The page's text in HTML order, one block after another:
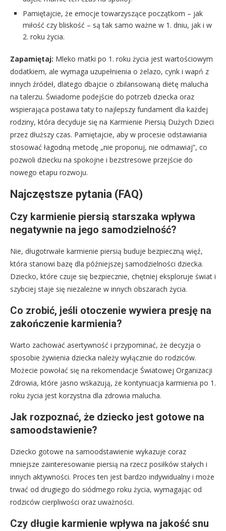
Pamiętajcie, że emocje towarzyszące początkom – jak
miłość czy bliskość – są tak samo ważne w 1. dniu, jak i w
2. roku życia.
Zapamiętaj: Mleko matki po 1. roku życia jest wartościowym
dodatkiem, ale wymaga uzupełnienia o żelazo, cynk i wapń z
innych źródeł, dlatego dbajcie o zbilansowaną dietę malucha
na talerzu. Świadome podejście do potrzeb dziecka oraz
wspierająca postawa taty to najlepszy fundament dla każdej
rodziny, która decyduje się na Karmienie Piersią Dużych Dzieci
przez dłuższy czas. Pamiętajcie, aby w procesie odstawiania
stosować łagodną metodę „nie proponuj, nie odmawiaj”, co
pozwoli dziecku na spokojne i bezstresowe przejście do
nowego etapu rozwoju.
Najczęstsze pytania (FAQ)
Czy karmienie piersią starszaka wpływa
negatywnie na jego samodzielność?
Nie, długotrwałe karmienie piersią buduje bezpieczną więź,
która stanowi bazę dla późniejszej samodzielności dziecka.
Dziecko, które czuje się bezpiecznie, chętniej eksploruje świat i
szybciej staje się niezależne w innych obszarach życia.
Co zrobić, jeśli otoczenie wywiera presję na
zakończenie karmienia?
Warto zachować asertywność i przypominać, że decyzja o
sposobie żywienia dziecka należy wyłącznie do rodziców.
Możecie powołać się na rekomendacje Światowej Organizacji
Zdrowia, które jasno wskazują, że kontynuacja karmienia po 1.
roku życia jest korzystna dla zdrowia malucha.
Jak rozpoznać, że dziecko jest gotowe na
samoodstawienie?
Dziecko gotowe na samoodstawienie wykazuje coraz
mniejsze zainteresowanie piersią na rzecz posiłków stałych i
innych aktywności. Proces ten jest bardzo indywidualny i może
trwać od drugiego do siódmego roku życia, wymagając od
rodziców cierpliwości oraz uważności.
Czy długie karmienie wpływa na jakość snu